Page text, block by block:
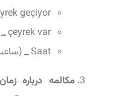
geçiyor
_çeyrek var
Saat
_
مکالمه درباره